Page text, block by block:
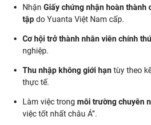
Nhận Giấy chứng nhận hoàn thành
tập do Yuanta Việt Nam cấp.
Cơ hội trở thành nhân viên chính
nghiệp.
Thu nhập không giới hạn tùy theo
thực tế.
Làm việc trong môi trường chuyên
việc tốt nhất châu Á”.